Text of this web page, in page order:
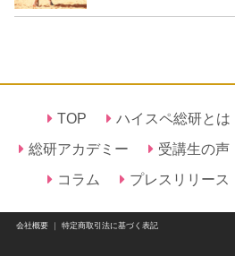
TOP ハイスペ総研とは
総研アカデミー
受講生の声
コラム
プレスリリース
会社概要｜ 特定商取引法に基づく表記